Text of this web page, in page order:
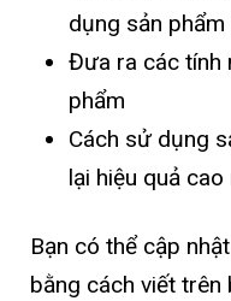
dụng sản phẩm
Đưa ra các tính
phẩm
Cách sử dụng
lại hiệu quả cao
Bạn có thể cập
bằng cách viết trên